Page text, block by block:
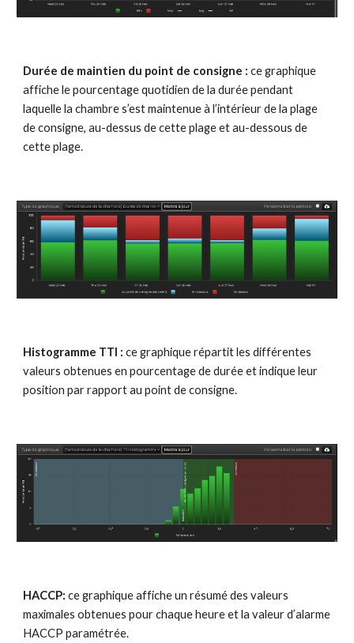
Durée de maintien du point de consigne : ce graphique
affiche le pourcentage quotidien de la durée pendant
laquelle la chambre s’est maintenue à l’intérieur de la plage
de consigne, au-dessus de cette plage et au-dessous de
cette plage.
Histogramme TTI : ce graphique répartit les différentes
valeurs obtenues en pourcentage de durée et indique leur
position par rapport au point de consigne.
HACCP: ce graphique affiche un résumé des valeurs
maximales obtenues pour chaque heure et la valeur d’alarme
HACCP paramétrée.